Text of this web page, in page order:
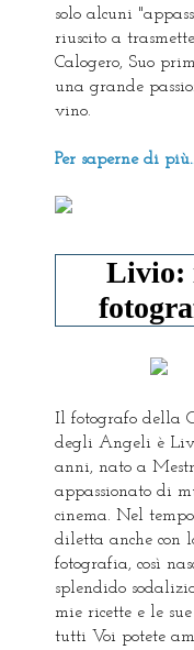
solo alcuni
riuscito a
Calogero, Suo
una grande
vino.
Per saperne di
Livio:
Il fotografo della
degli Angeli è
anni, nato a
appassionato di
cinema. Nel
diletta anche con
fotografia, così
splendido
mie ricette e le
tutti Voi potete